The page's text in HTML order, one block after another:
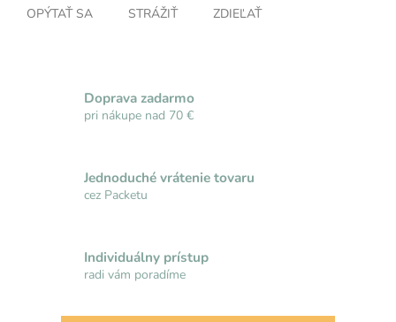
OPÝTAŤ SA STRÁŽIŤ ZDIEĽAŤ
Doprava zadarmo
pri nákupe nad 70 €
Jednoduché vrátenie tovaru
cez Packetu
Individuálny prístup
radi vám poradíme